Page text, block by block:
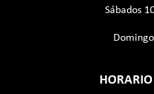
Sábados
HORARIO